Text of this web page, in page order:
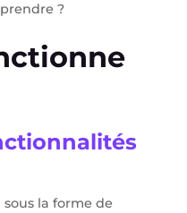
?
la forme de